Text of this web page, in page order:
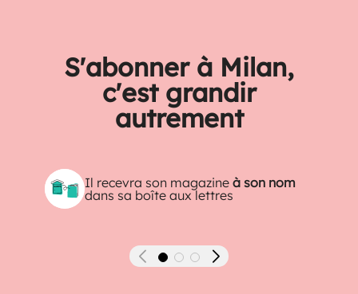
S'abonner à Milan,
c'est grandir
autrement
Il recevra son magazineà son nom
dans sa boîte aux lettres
Précédent Suivant